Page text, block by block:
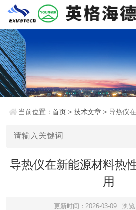
当前位置：首页 >技术文章 > 导热仪在
导热仪在新能源材料热
用
更新时间：2026-03-09 浏